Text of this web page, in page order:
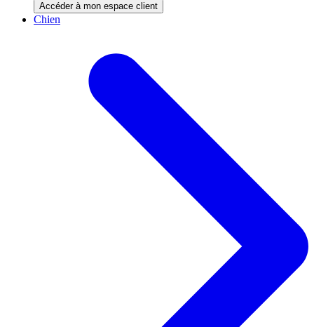
Accéder à mon espace client
Chien